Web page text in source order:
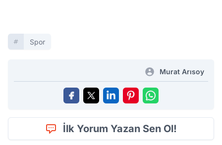
Spor
Murat Arısoy
İlk Yorum Yazan Sen Ol!